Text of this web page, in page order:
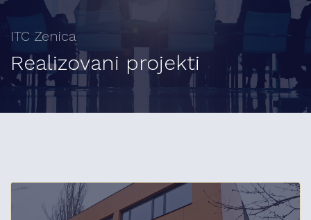
ITC Zenica
Realizovani projekti